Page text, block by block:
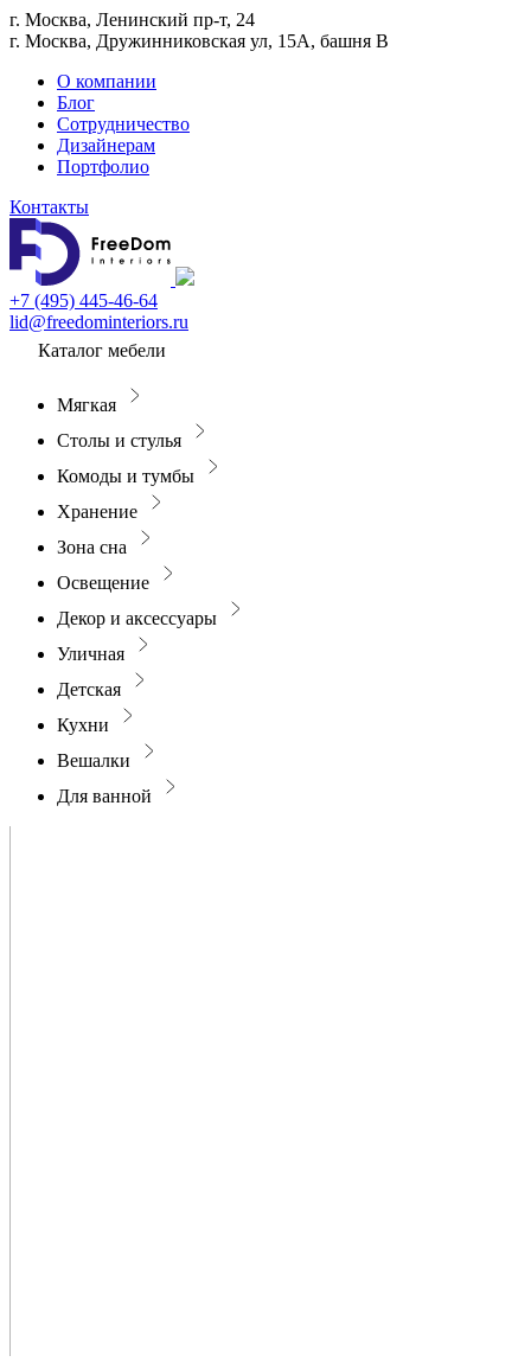
г. Москва, Ленинский пр-т, 24
г. Москва, Дружинниковская ул, 15А, башня В
О компании
Блог
Сотрудничество
Дизайнерам
Портфолио
Контакты
+7 (495) 445-46-64
lid@freedominteriors.ru
Каталог мебели
Мягкая
Столы и стулья
Комоды и тумбы
Хранение
Зона сна
Освещение
Декор и аксессуары
Уличная
Детская
Кухни
Вешалки
Для ванной